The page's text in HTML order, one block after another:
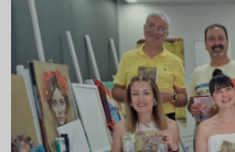
için
CHP